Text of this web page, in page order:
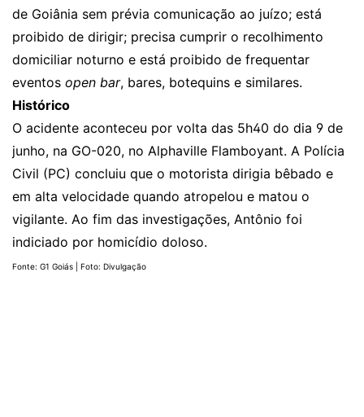
de Goiânia sem prévia comunicação ao juízo; está
proibido de dirigir; precisa cumprir o recolhimento
domiciliar noturno e está proibido de frequentar
eventos open bar, bares, botequins e similares.
Histórico
O acidente aconteceu por volta das 5h40 do dia 9 de
junho, na GO-020, no Alphaville Flamboyant. A Polícia
Civil (PC) concluiu que o motorista dirigia bêbado e
em alta velocidade quando atropelou e matou o
vigilante. Ao fim das investigações, Antônio foi
indiciado por homicídio doloso.
Fonte: G1 Goiás | Foto: Divulgação